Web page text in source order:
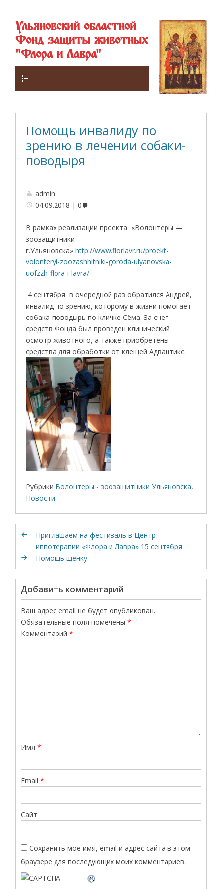
Ульяновский областной
Фонд защиты животных
"Флора и Лавра"
Помощь инвалиду по
зрению в лечении собаки-
поводыря
admin
04.09.2018
0
В рамках реализации проекта «Волонтеры —
зоозащитники
г.Ульяновска»http://www.florlavr.ru/proekt-
volonteryi-zoozashhitniki-goroda-ulyanovska-
uofzzh-flora-i-lavra/
4 сентября в очередной раз обратился Андрей,
инвалид по зрению, которому в жизни помогает
собака-поводырь по кличке Сёма. За счет
средств Фонда был проведен клинический
осмотр животного, а также приобретены
средства для обработки от клещей Адвантикс.
Рубрики Волонтеры - зоозащитники Ульяновска,
Новости
Приглашаем на фестиваль в Центр
иппотерапии «Флора и Лавра» 15 сентября
Помощь щенку
Добавить комментарий
Ваш адрес email не будет опубликован.
Обязательные поля помечены*
Комментарий*
Имя*
Email*
Сайт
Сохранить моё имя, email и адрес сайта в этом
браузере для последующих моих комментариев.